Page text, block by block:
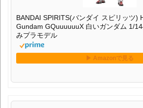
BANDAI SPIRITS(バンダイ スピリッツ)
Gundam GQuuuuuuX 白いガンダム 1/
みプラモデル